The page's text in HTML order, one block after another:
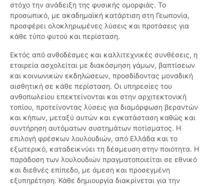
στόχο την ανάδειξη της φυσικής ομορφιάς. Το
προσωπικό, με ακαδημαϊκή κατάρτιση στη Γεωπονία,
προσφέρει ολοκληρωμένες λύσεις και προτάσεις για
κάθε τύπο φυτού και περίσταση.
Εκτός από ανθοδέσμες και καλλιτεχνικές συνθέσεις, η
εταιρεία ασχολείται με διακόσμηση γάμων, βαπτίσεων
και κοινωνικών εκδηλώσεων, προσδίδοντας μοναδική
αισθητική σε κάθε περίσταση. Οι υπηρεσίες του
ανθοπωλείου επεκτείνονται και στην αρχιτεκτονική
τοπίου, προτείνοντας λύσεις για διαμόρφωση βεραντών
και κήπων, μεταξύ αυτών και εγκατάσταση καθώς και
συντήρηση αυτόματων συστημάτων ποτίσματος. Η
επιλογή φρέσκων λουλουδιών, από Ελλάδα και το
εξωτερικό, καταδεικνύει τη δέσμευση στην ποιότητα. Η
παράδοση των λουλουδιών πραγματοποιείται σε εθνικό
και διεθνές επίπεδο, με άμεση και προσεγμένη
εξυπηρέτηση. Κάθε δημιουργία διακρίνεται για την